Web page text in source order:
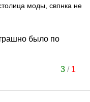
моды, свпнка не
было по
3/ 1